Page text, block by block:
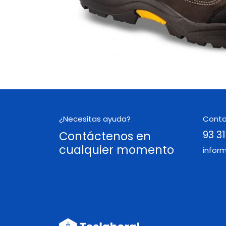
¿Necesitas ayuda?
Contáctenos en
cualquier momento
93